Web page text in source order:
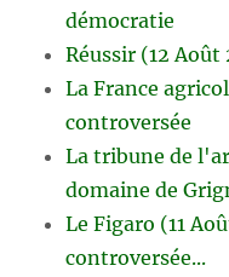
démocratie
Réussir (12 Août
La France
controversée
La tribune de
domaine de
Le Figaro (11
controversée...